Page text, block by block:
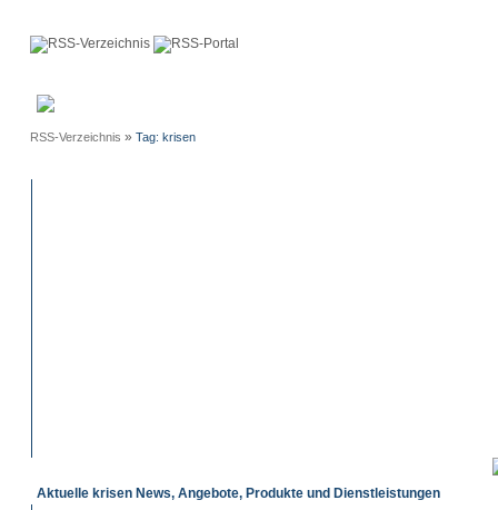
RSS-Verzeichnis » Tag: krisen
Aktuelle krisen News, Angebote, Produkte und Dienstleistungen